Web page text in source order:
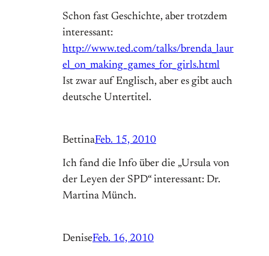
Schon fast Geschichte, aber trotzdem
interessant:
http://www.ted.com/talks/brenda_laur
el_on_making_games_for_girls.html
Ist zwar auf Englisch, aber es gibt auch
deutsche Untertitel.
BettinaFeb. 15, 2010
Ich fand die Info über die „Ursula von
der Leyen der SPD“ interessant: Dr.
Martina Münch.
DeniseFeb. 16, 2010